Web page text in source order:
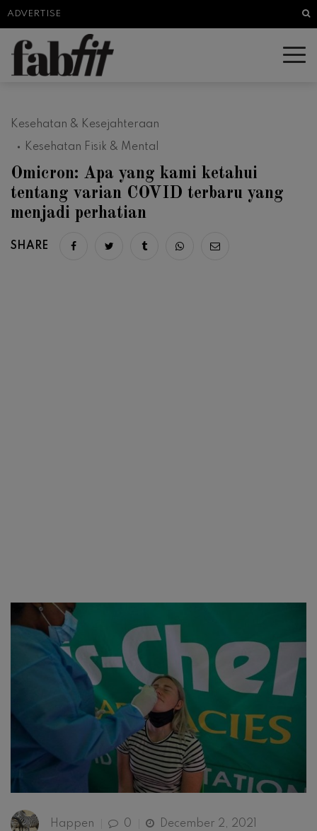
ADVERTISE
Kesehatan & Kesejahteraan
Kesehatan Fisik & Mental
Omicron: Apa yang kami ketahui
tentang varian COVID terbaru yang
menjadi perhatian
SHARE Share on facebook
Share on twitter
Share on tumblr
Share via whatsapp
Share via email
Happen 0 December 2, 2021